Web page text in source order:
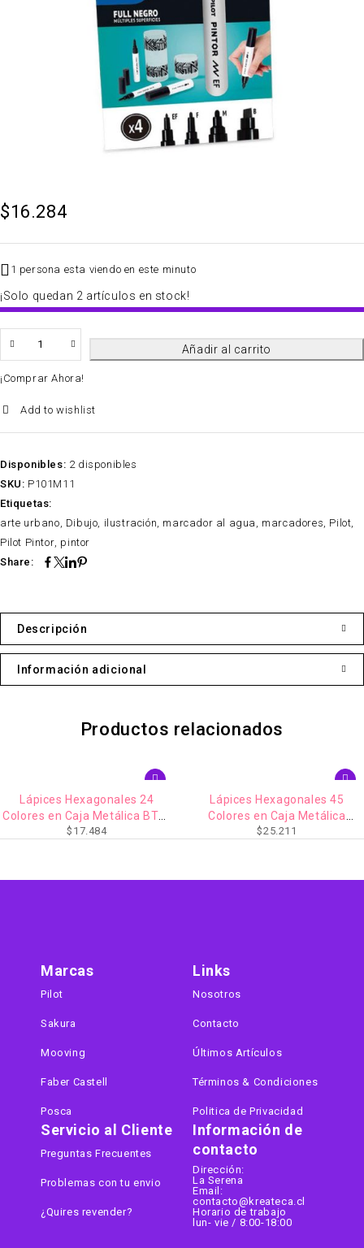
$16.284
1 persona esta viendo en este minuto
¡Solo quedan 2 artículos en stock!
Añadir al carrito
¡Comprar Ahora!
Add to wishlist
Disponibles: 2 disponibles
SKU: P101M11
Etiquetas:
arte urbano Dibujo ilustración marcador al agua marcadores Pilot
Pilot Pintor pintor
Share:
Descripción
Información adicional
Productos relacionados
Lápices Hexagonales 45
Colores en Caja Metálica
Animales
$25.211
Caja de Lápices Acuarelables
$25.440
Información de
contacto
Dirección:
La Serena
Email:
contacto@kreateca.cl
Horario de trabajo
lun- vie / 8:00-18:00
Marcas
Pilot
Sakura
Mooving
Faber Castell
Posca
Links
Nosotros
Contacto
Últimos Artículos
Términos & Condiciones
Politica de Privacidad
Servicio al Cliente
Preguntas Frecuentes
Problemas con tu envio
¿Quires revender?